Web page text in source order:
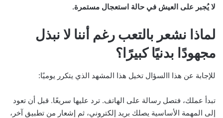
لا يُجبر على العيش في حالة استعجال مستمرة.
لماذا نشعر بالتعب رغم أننا لا نبذل
مجهودًا بدنيًا كبيرًا؟
للإجابة عن هذا االسؤال تخيل هذا المشهد الذي يتكرر يوميًا:
تبدأ عملك، فتصل رسالة على الهاتف. ترد عليها سريعًا. قبل أن تعود
إلى المهمة الأساسية يصلك بريد إلكتروني، ثم إشعار من تطبيق آخر،